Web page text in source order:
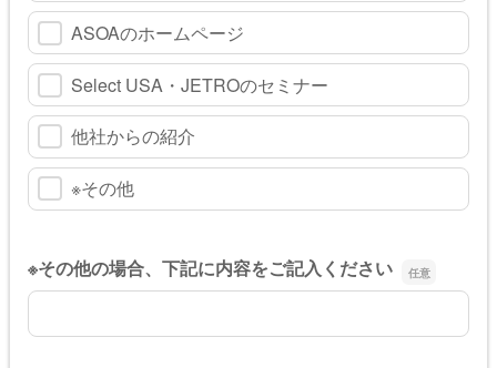
ASOAのホームページ
Select USA・JETROのセミナー
他社からの紹介
※その他
※その他の場合、下記に内容をご記入ください
※その他の場合、下記に内容をご記入ください